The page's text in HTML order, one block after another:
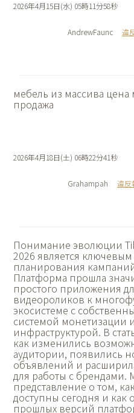
2026年4月15日(水) 05時11分58秒
AndrewFaunc 違
мебель из массива цена
продажа
2026年4月18日(土) 06時22分41秒
Grahampah 違反
Понимание эволюции
2026 является
планирования
Платформа прошла
простого приложения
видеороликов к
экосистеме с
системой монетизации
инфраструктурой. В
как изменились
аудитории, появились
объявлений и
для работы с брендами.
представление о том,
доступны сегодня и как
прошлых версий